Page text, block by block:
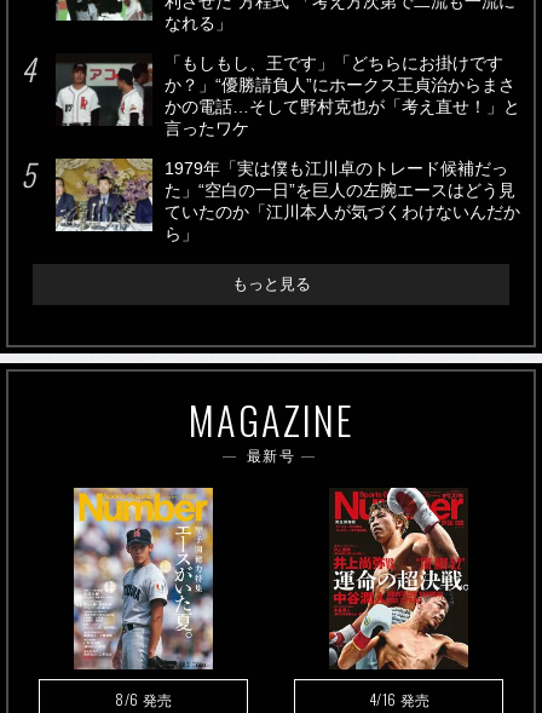
なれる」
「もしもし、王です」「どちらにお掛けです
か？」“優勝請負人”にホークス王貞治からまさ
かの電話…そして野村克也が「考え直せ！」と
言ったワケ
1979年「実は僕も江川卓のトレード候補だっ
た」“空白の一日”を巨人の左腕エースはどう見
ていたのか「江川本人が気づくわけないんだか
ら」
もっと見る
MAGAZINE
最新号
8/6 発売 4/16 発売